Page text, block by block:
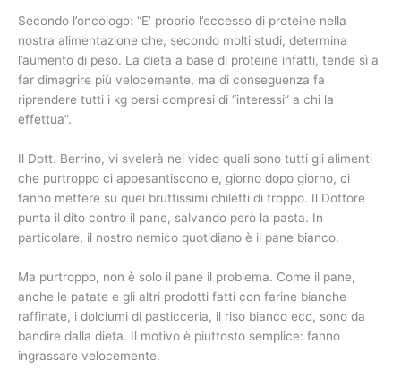
Secondo l’oncologo: “E’ proprio l’eccesso di proteine nella
nostra alimentazione che, secondo molti studi, determina
l’aumento di peso. La dieta a base di proteine infatti, tende sì a
far dimagrire più velocemente, ma di conseguenza fa
riprendere tutti i kg persi compresi di “interessi” a chi la
effettua”.
Il Dott. Berrino, vi svelerà nel video quali sono tutti gli alimenti
che purtroppo ci appesantiscono e, giorno dopo giorno, ci
fanno mettere su quei bruttissimi chiletti di troppo. Il Dottore
punta il dito contro il pane, salvando però la pasta. In
particolare, il nostro nemico quotidiano è il pane bianco.
Ma purtroppo, non è solo il pane il problema. Come il pane,
anche le patate e gli altri prodotti fatti con farine bianche
raffinate, i dolciumi di pasticceria, il riso bianco ecc, sono da
bandire dalla dieta. Il motivo è piuttosto semplice: fanno
ingrassare velocemente.